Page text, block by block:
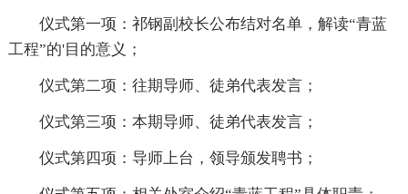
仪式第一项：祁钢副校长公布结对名单，解读“青蓝
工程”的'目的意义；
仪式第二项：往期导师、徒弟代表发言；
仪式第三项：本期导师、徒弟代表发言；
仪式第四项：导师上台，领导颁发聘书；